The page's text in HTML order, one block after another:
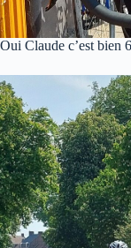
Oui Claude c’est bien